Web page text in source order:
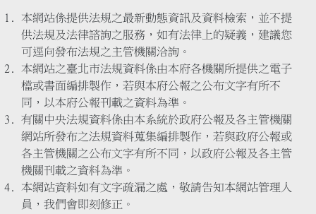
本網站係提供法規之最新動態資訊及資料檢索，並不提
供法規及法律諮詢之服務，如有法律上的疑義，建議您
可逕向發布法規之主管機關洽詢。
本網站之臺北市法規資料係由本府各機關所提供之電子
檔或書面編排製作，若與本府公報之公布文字有所不
同，以本府公報刊載之資料為準。
有關中央法規資料係由本系統於政府公報及各主管機關
網站所發布之法規資料蒐集編排製作，若與政府公報或
各主管機關之公布文字有所不同，以政府公報及各主管
機關刊載之資料為準。
本網站資料如有文字疏漏之處，敬請告知本網站管理人
員，我們會即刻修正。